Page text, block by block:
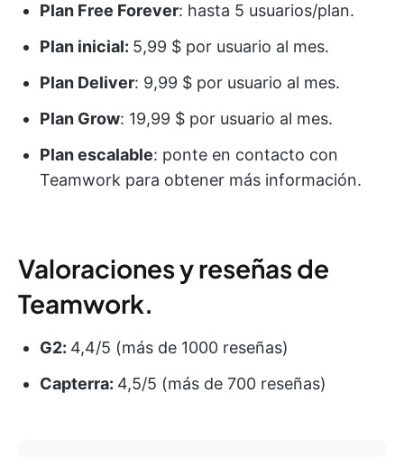
Plan Free Forever: hasta 5 usuarios/plan.
Plan inicial: 5,99 $ por usuario al mes.
Plan Deliver: 9,99 $ por usuario al mes.
Plan Grow: 19,99 $ por usuario al mes.
Plan escalable: ponte en contacto con
Teamwork para obtener más información.
Valoraciones y reseñas de
Teamwork.
G2: 4,4/5 (más de 1000 reseñas)
Capterra: 4,5/5 (más de 700 reseñas)